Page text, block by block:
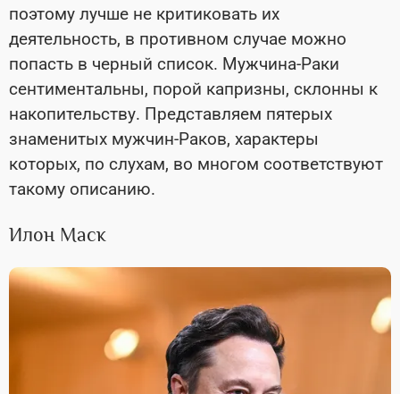
поэтому лучше не критиковать их
деятельность, в противном случае можно
попасть в черный список. Мужчина-Раки
сентиментальны, порой капризны, склонны к
накопительству. Представляем пятерых
знаменитых мужчин-Раков, характеры
которых, по слухам, во многом соответствуют
такому описанию.
Илон Маск